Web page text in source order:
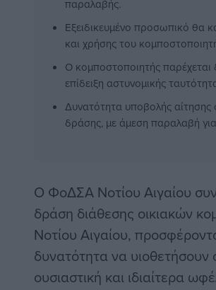
παραλαβής.
Εξειδικευμένο προσωπικό θα
και χρήσης του
Ο κομποστοποιητής παρέχεται
επίδειξη αστυνομικής
Δυνατότητα υποβολής αίτησης
δράσης, με άμεση παραλαβή
Ο ΦοΔΣΑ Νοτίου Αιγαίου
δράση διάθεσης οικιακών
Νοτίου Αιγαίου,
δυνατότητα να υιοθετήσουν
ουσιαστική και ιδιαίτερα